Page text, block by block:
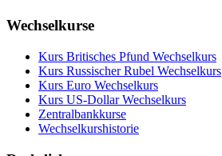
Wechselkurse
Kurs Britisches Pfund Wechselkurs
Kurs Russischer Rubel Wechselkurs
Kurs Euro Wechselkurs
Kurs US‑Dollar Wechselkurs
Zentralbankkurse
Wechselkurshistorie